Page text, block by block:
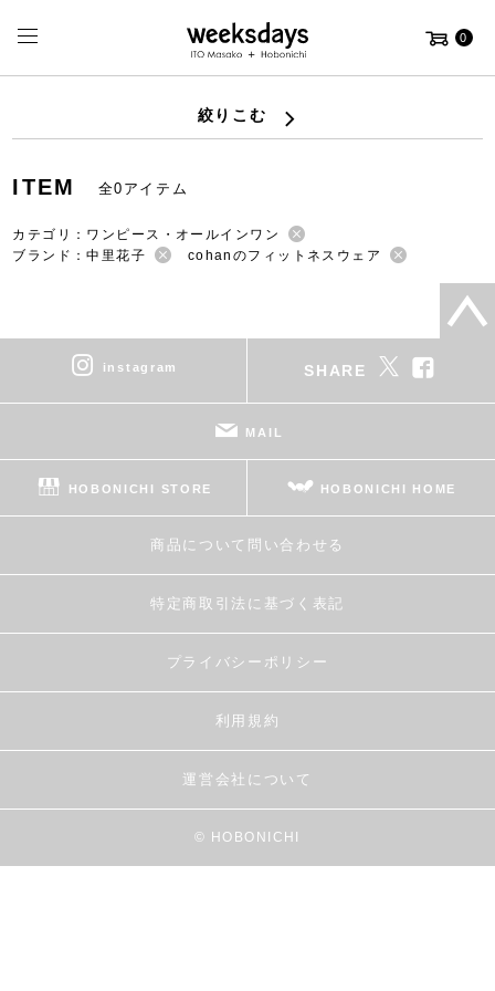
0
絞りこむ
ITEM 全0アイテム
カテゴリ：ワンピース・オールインワン
ブランド：中里花子
cohanのフィットネスウェア
instagram SHARE
MAIL
HOBONICHI STORE HOBONICHI HOME
商品について問い合わせる
特定商取引法に基づく表記
プライバシーポリシー
利用規約
運営会社について
© HOBONICHI